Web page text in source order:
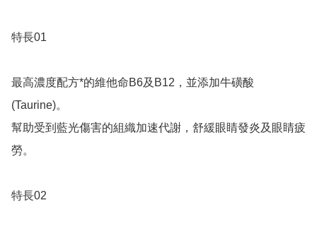
特長01
最高濃度配方*的維他命B6及B12，並添加牛磺酸
(Taurine)。
幫助受到藍光傷害的組織加速代謝，舒緩眼睛發炎及眼睛疲
勞。
特長02